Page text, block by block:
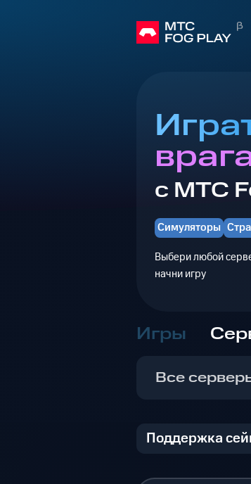
с МТС
Симуляторы
Выбери любой
начни игру
Игры
Все
Поддержка